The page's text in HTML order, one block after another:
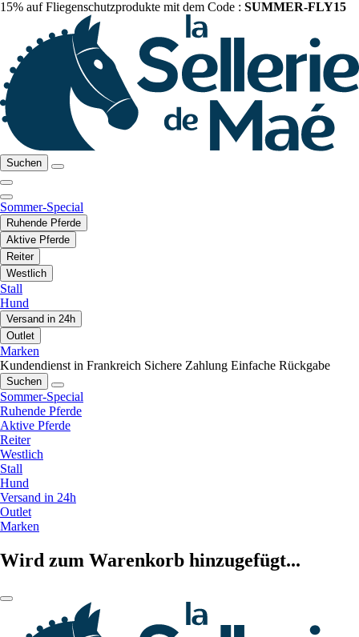
15% auf Fliegenschutzprodukte mit dem Code : SUMMER-FLY15
Suchen
Sommer-Special
Ruhende Pferde
Aktive Pferde
Reiter
Westlich
Stall
Hund
Versand in 24h
Outlet
Marken
Kundendienst in Frankreich Sichere Zahlung Einfache Rückgabe
Suchen
Sommer-Special
Ruhende Pferde
Aktive Pferde
Reiter
Westlich
Stall
Hund
Versand in 24h
Outlet
Marken
Wird zum Warenkorb hinzugefügt...